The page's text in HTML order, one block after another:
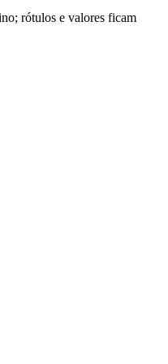
rótulos e valores ficam